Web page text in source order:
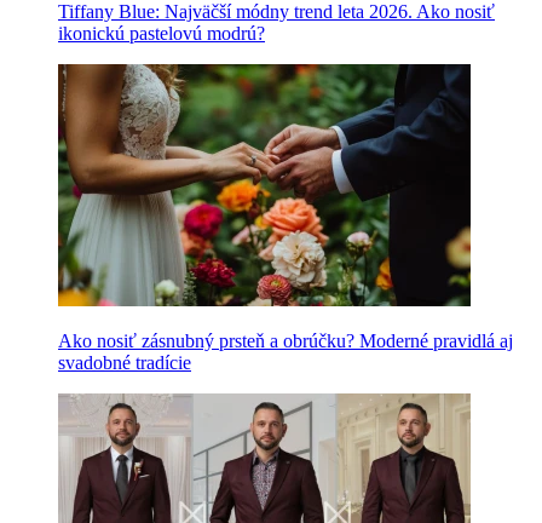
Tiffany Blue: Najväčší módny trend leta 2026. Ako nosiť
ikonickú pastelovú modrú?
Ako nosiť zásnubný prsteň a obrúčku? Moderné pravidlá aj
svadobné tradície